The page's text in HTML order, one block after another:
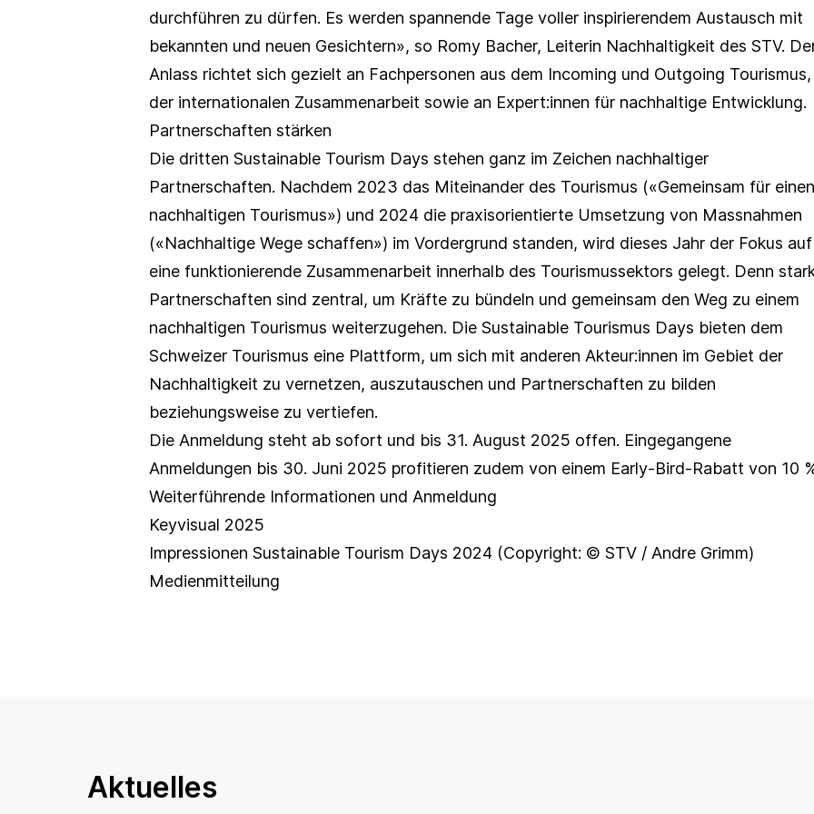
durchführen zu dürfen. Es werden spannende Tage voller inspirierendem Austausch mit
bekannten und neuen Gesichtern», so Romy Bacher, Leiterin Nachhaltigkeit des STV.
Anlass richtet sich gezielt an Fachpersonen aus dem Incoming und Outgoing Tourismus,
der internationalen Zusammenarbeit sowie an Expert:innen für nachhaltige Entwicklung.
Partnerschaften stärken
Die dritten Sustainable Tourism Days stehen ganz im Zeichen nachhaltiger
Partnerschaften. Nachdem 2023 das Miteinander des Tourismus («Gemeinsam für einen
nachhaltigen Tourismus») und 2024 die praxisorientierte Umsetzung von Massnahmen
(«Nachhaltige Wege schaffen») im Vordergrund standen, wird dieses Jahr der Fokus auf
eine funktionierende Zusammenarbeit innerhalb des Tourismussektors gelegt. Denn
Partnerschaften sind zentral, um Kräfte zu bündeln und gemeinsam den Weg zu einem
nachhaltigen Tourismus weiterzugehen. Die Sustainable Tourismus Days bieten dem
Schweizer Tourismus eine Plattform, um sich mit anderen Akteur:innen im Gebiet der
Nachhaltigkeit zu vernetzen, auszutauschen und Partnerschaften zu bilden
beziehungsweise zu vertiefen.
Die Anmeldung steht ab sofort und bis 31. August 2025 offen. Eingegangene
Anmeldungen bis 30. Juni 2025 profitieren zudem von einem Early-Bird-Rabatt von 10
Weiterführende Informationen und Anmeldung
Keyvisual 2025
Impressionen Sustainable Tourism Days 2024 (Copyright: © STV / Andre Grimm)
Medienmitteilung
Aktuelles